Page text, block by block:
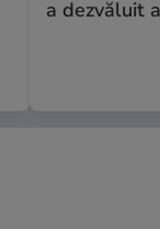
a dezvăluit